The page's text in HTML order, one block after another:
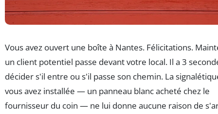
Vous avez ouvert une boîte à Nantes. Félicitations.
un client potentiel passe devant votre local. Il a 3
décider s'il entre ou s'il passe son chemin. La
vous avez installée — un panneau blanc acheté chez le
fournisseur du coin — ne lui donne aucune raison de